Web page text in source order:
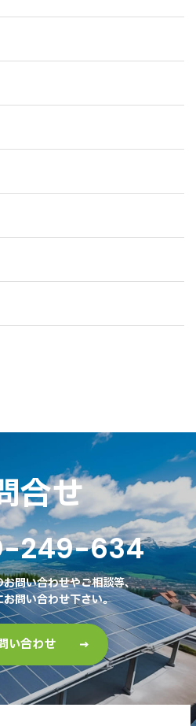
合せ
249-634
問い合わせやご相談等、
問い合わせ下さい。
い合わせ